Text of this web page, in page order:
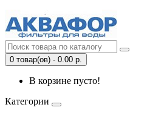
0 товар(ов) - 0.00 р.
В корзине пусто!
Категории